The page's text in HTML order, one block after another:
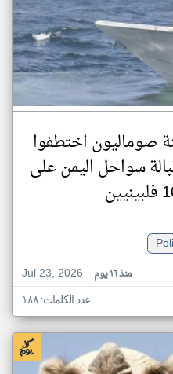
صوماليون اختطفوا
سواحل اليمن على
Jul 23, 2026
منذ ١٦ يوم
عدد الكلمات: ١٨٨